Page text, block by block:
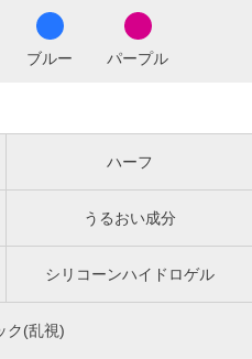
ブルー パープル
ハーフ
うるおい成分
シリコーンハイドロゲル
ク(乱視)